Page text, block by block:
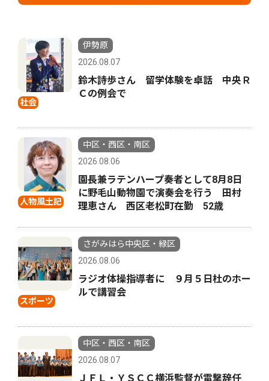
社会
伊勢原
2026.08.07
鈴木詩歩さん 留学体験を卓話 中央Ｒ
Ｃの例会で
人物風土記
中区・西区・南区
2026.08.06
園長兼ラテンハープ奏者として8月8日
に野毛山動物園で演奏会を行う 田村
理恵さん 西区老松町在勤 52歳
スポーツ
さがみはら中央区・緑区
2026.08.06
ラジオ体操指導者に ９月５日杜のホー
ルで講習会
中区・西区・南区
2026.08.07
ＪＦＬ・ＹＳＣＣ横浜監督が電撃辞任